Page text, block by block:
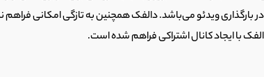
ویدئو می‌باشد. دالفک همچنین به تازگی امکانی فراهم
با ایجاد کانال اشتراکی فراهم شده است.